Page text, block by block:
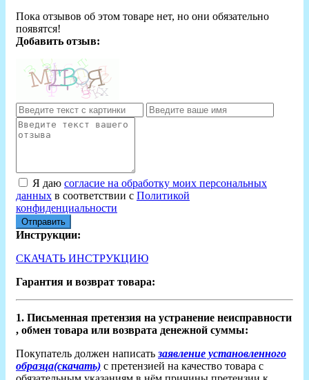
Пока отзывов об этом товаре нет, но они обязательно
появятся!
Добавить отзыв:
Я даю согласие на обработку моих персональных
данных в соответствии с Политикой
конфиденциальности
Отправить
Инструкции:
СКАЧАТЬ ИНСТРУКЦИЮ
Гарантия и возврат товара:
1. Письменная претензия на устранение неисправности
, обмен товара или возврата денежной суммы:
Покупатель должен написать заявление установленного
образца(скачать) с претензией на качество товара с